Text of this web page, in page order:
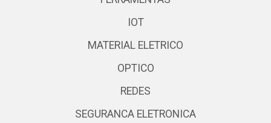
IOT
MATERIAL ELETRICO
OPTICO
REDES
SEGURANCA ELETRONICA